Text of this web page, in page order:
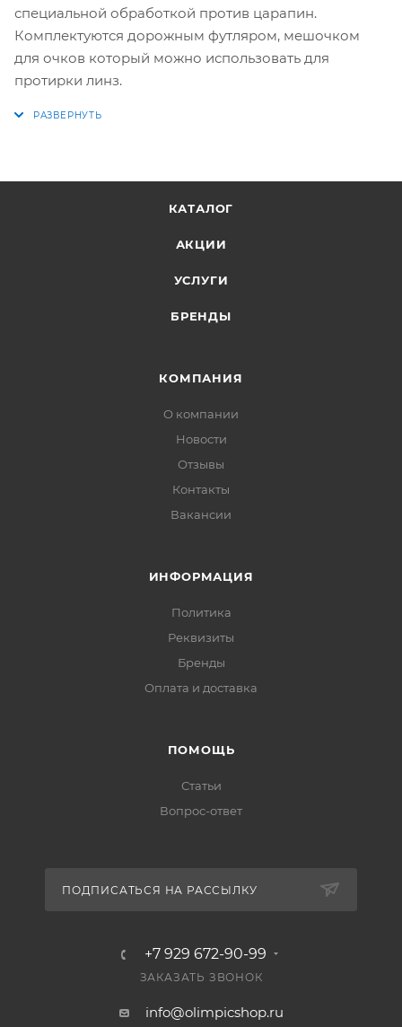
специальной обработкой против царапин.
Комплектуются дорожным футляром, мешочком
для очков который можно использовать для
протирки линз.
КАТАЛОГ
АКЦИИ
УСЛУГИ
БРЕНДЫ
КОМПАНИЯ
О компании
Новости
Отзывы
Контакты
Вакансии
ИНФОРМАЦИЯ
Политика
Реквизиты
Бренды
Оплата и доставка
ПОМОЩЬ
Статьи
Вопрос-ответ
ПОДПИСАТЬСЯ НА РАССЫЛКУ
+7 929 672-90-99
ЗАКАЗАТЬ ЗВОНОК
info@olimpicshop.ru